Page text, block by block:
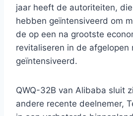
jaar heeft de autoriteiten,
hebben geïntensiveerd om
de op een na grootste
revitaliseren in de afgelopen
geïntensiveerd.
QWQ-32B van Alibaba sluit
andere recente deelnemer,